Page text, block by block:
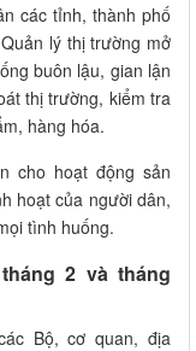
các tỉnh, thành phố
lý thị trường mở
buôn lậu, gian lận
thị trường, kiểm tra
hàng hóa.
cho hoạt động sản
hoạt của người dân,
tình huống.
2 và tháng
Bộ, cơ quan, địa